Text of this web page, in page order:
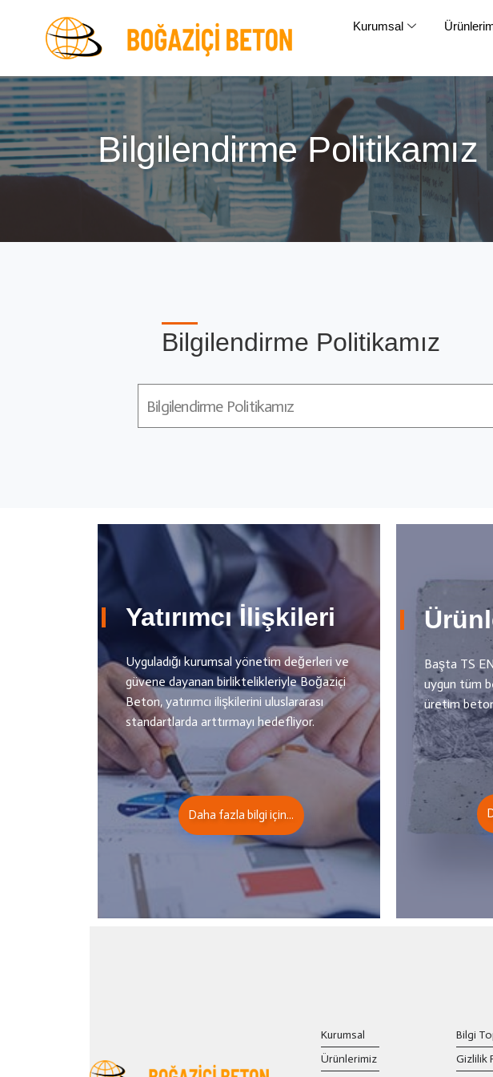
Kurumsal
Bilgilendirme Politikamız
Bilgilendirme Politikamız
Bilgilendirme Politikamız
Yatırımcı İlişkileri
Uyguladığı kurumsal yönetim değerleri ve
güvene dayanan birliktelikleriyle Boğaziçi
Beton, yatırımcı ilişkilerini uluslararası
standartlarda arttırmayı hedefliyor.
Daha fazla bilgi için...
Başta TS
uygun tüm
üretim
Kurumsal
Ürünlerimiz
Bilgi
Gizlilik